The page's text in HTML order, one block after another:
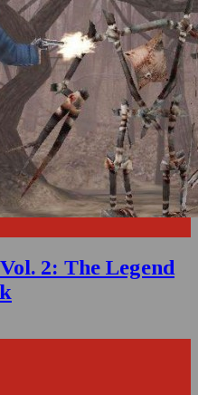
2: The Legend